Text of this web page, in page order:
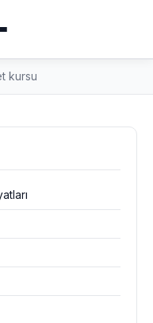
kursu